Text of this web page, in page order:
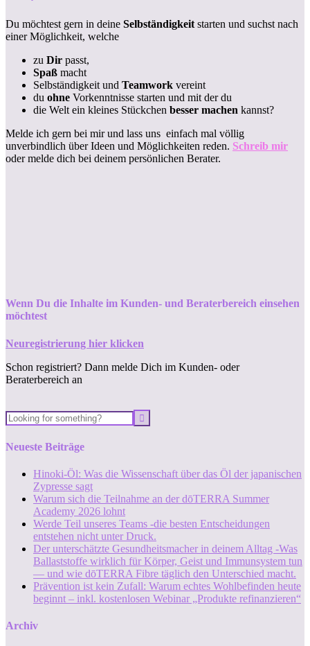
Du möchtest gern in deine Selbständigkeit starten und suchst nach
einer Möglichkeit, welche
zu Dir passt,
Spaß macht
Selbständigkeit und Teamwork vereint
du ohne Vorkenntnisse starten und mit der du
die Welt ein kleines Stückchen besser machen kannst?
Melde ich gern bei mir und lass uns einfach mal völlig
unverbindlich über Ideen und Möglichkeiten reden. Schreib mir
oder melde dich bei deinem persönlichen Berater.
Wenn Du die Inhalte im Kunden- und Beraterbereich einsehen
möchtest
Neuregistrierung hier klicken
Schon registriert? Dann melde Dich im Kunden- oder
Beraterbereich an
Neueste Beiträge
Hinoki-Öl: Was die Wissenschaft über das Öl der japanischen
Zypresse sagt
Warum sich die Teilnahme an der dōTERRA Summer
Academy 2026 lohnt
Werde Teil unseres Teams -die besten Entscheidungen
entstehen nicht unter Druck.
Der unterschätzte Gesundheitsmacher in deinem Alltag -Was
Ballaststoffe wirklich für Körper, Geist und Immunsystem tun
— und wie dōTERRA Fibre täglich den Unterschied macht.
Prävention ist kein Zufall: Warum echtes Wohlbefinden heute
beginnt – inkl. kostenlosen Webinar „Produkte refinanzieren“
Archiv